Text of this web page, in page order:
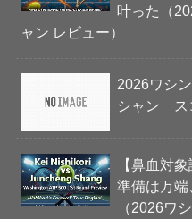
叶った（
ャン レビュー）
2026ワシ
シャン ス
【鼻血対
準備は万
（2026ワ